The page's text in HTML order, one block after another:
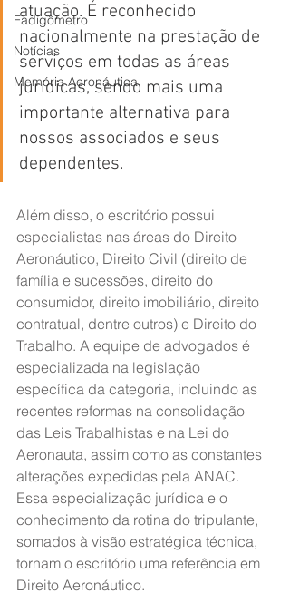
Fadigômetro
Notícias
Memória Aeronáutica
atuação. É reconhecido
nacionalmente na prestação de
serviços em todas as áreas
jurídicas, sendo mais uma
importante alternativa para
nossos associados e seus
dependentes.
Além disso, o escritório possui
especialistas nas áreas do Direito
Aeronáutico, Direito Civil (direito de
família e sucessões, direito do
consumidor, direito imobiliário, direito
contratual, dentre outros) e Direito do
Trabalho. A equipe de advogados é
especializada na legislação
específica da categoria, incluindo as
recentes reformas na consolidação
das Leis Trabalhistas e na Lei do
Aeronauta, assim como as constantes
alterações expedidas pela ANAC.
Essa especialização jurídica e o
conhecimento da rotina do tripulante,
somados à visão estratégica técnica,
tornam o escritório uma referência em
Direito Aeronáutico.